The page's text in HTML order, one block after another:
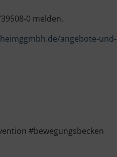
0 melden.
angebote-und-
#bewegungsbecken